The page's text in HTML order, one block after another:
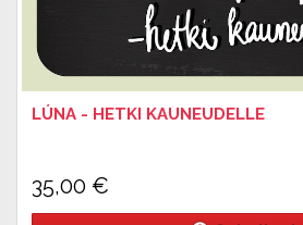
LÚNA - HETKI KAUNEUDELLE
35,00 €